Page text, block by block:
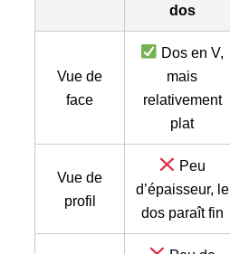
dos
Vue de
face
Dos en V,
mais
relativement
plat
Vue de
profil
Peu
d’épaisseur, le
dos paraît fin